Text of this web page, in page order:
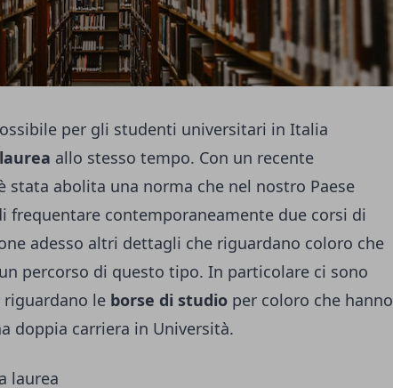
per gli studenti universitari in Italia
allo stesso tempo. Con un recente
stata abolita una norma che nel nostro Paese
frequentare contemporaneamente due corsi di
adesso altri dettagli che riguardano coloro che
percorso di questo tipo. In particolare ci sono
le borse di studio per coloro che hanno
doppia carriera in Università.
laurea